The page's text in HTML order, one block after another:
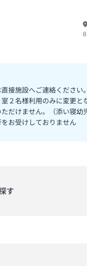
接施設へご連絡ください
２名様利用のみに変更と
だけません。（添い寝幼
お受けしておりません
す